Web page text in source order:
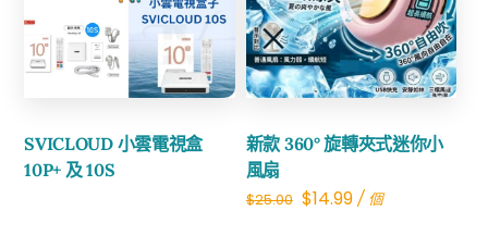
SVICLOUD 小雲電視盒
10P+ 及 10S
Share
新款 360° 旋轉夾式迷你小
風扇
$25.00 Original
$14.99Current
/ 個
Share